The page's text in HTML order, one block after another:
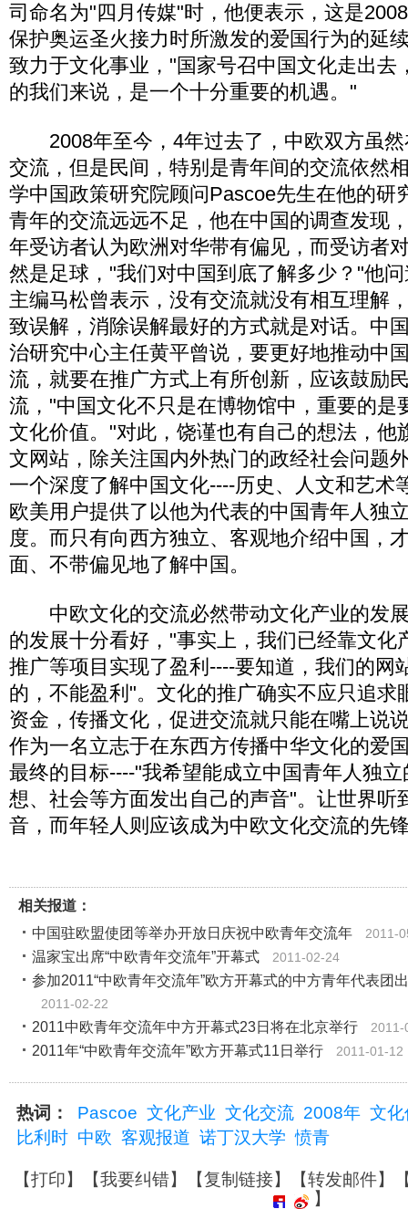
司命名为"四月传媒"时，他便表示，这是
保护奥运圣火接力时所激发的爱国行为的延
致力于文化事业，"国家号召中国文化走出去
的我们来说，是一个十分重要的机遇。"
2008年至今，4年过去了，中欧双方虽然
交流，但是民间，特别是青年间的交流依然
学中国政策研究院顾问Pascoe先生在他的研
青年的交流远远不足，他在中国的调查发现
年受访者认为欧洲对华带有偏见，而受访者
然是足球，"我们对中国到底了解多少？"他
主编马松曾表示，没有交流就没有相互理解
致误解，消除误解最好的方式就是对话。中
治研究中心主任黄平曾说，要更好地推动中
流，就要在推广方式上有所创新，应该鼓励
流，"中国文化不只是在博物馆中，重要的是
文化价值。"对此，饶谨也有自己的想法，他
文网站，除关注国内外热门的政经社会问题
一个深度了解中国文化----历史、人文和艺术
欧美用户提供了以他为代表的中国青年人独
度。而只有向西方独立、客观地介绍中国，
面、不带偏见地了解中国。
中欧文化的交流必然带动文化产业的发
的发展十分看好，"事实上，我们已经靠文化
推广等项目实现了盈利----要知道，我们的网
的，不能盈利"。文化的推广确实不应只追求
资金，传播文化，促进交流就只能在嘴上说
作为一名立志于在东西方传播中华文化的爱
最终的目标----"我希望能成立中国青年人独
想、社会等方面发出自己的声音"。让世界听
音，而年轻人则应该成为中欧文化交流的先
相关报道：
中国驻欧盟使团等举办开放日庆祝中欧青年交流年
2011-
温家宝出席“中欧青年交流年”开幕式 2011-02-24
参加2011“中欧青年交流年”欧方开幕式的中方青年代表团
2011-02-22
2011中欧青年交流年中方开幕式23日将在北京举行 2011-
2011年“中欧青年交流年”欧方开幕式11日举行 2011-01-12
热词： Pascoe 文化产业 文化交流 2008年 文
比利时 中欧 客观报道 诺丁汉大学 愤青
【打印】【我要纠错】【复制链接】【转发邮件】
】